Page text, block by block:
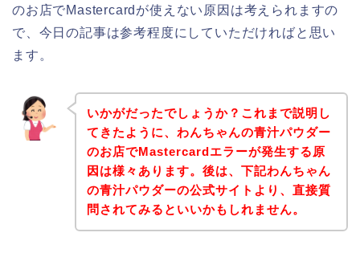
のお店でMastercardが使えない原因は考えられますの
で、今日の記事は参考程度にしていただければと思い
ます。
いかがだったでしょうか？これまで説明し
てきたように、わんちゃんの青汁パウダー
のお店でMastercardエラーが発生する原
因は様々あります。後は、下記わんちゃん
の青汁パウダーの公式サイトより、直接質
問されてみるといいかもしれません。